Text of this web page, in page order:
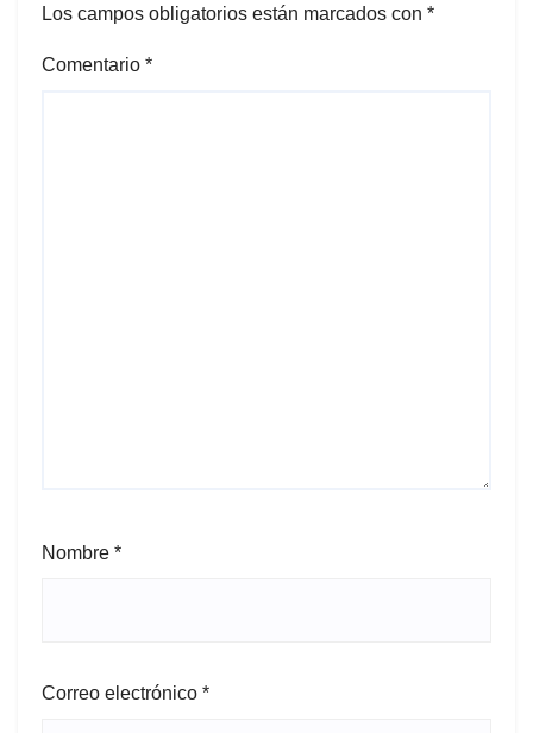
Los campos obligatorios están marcados con *
Comentario *
Nombre *
Correo electrónico *